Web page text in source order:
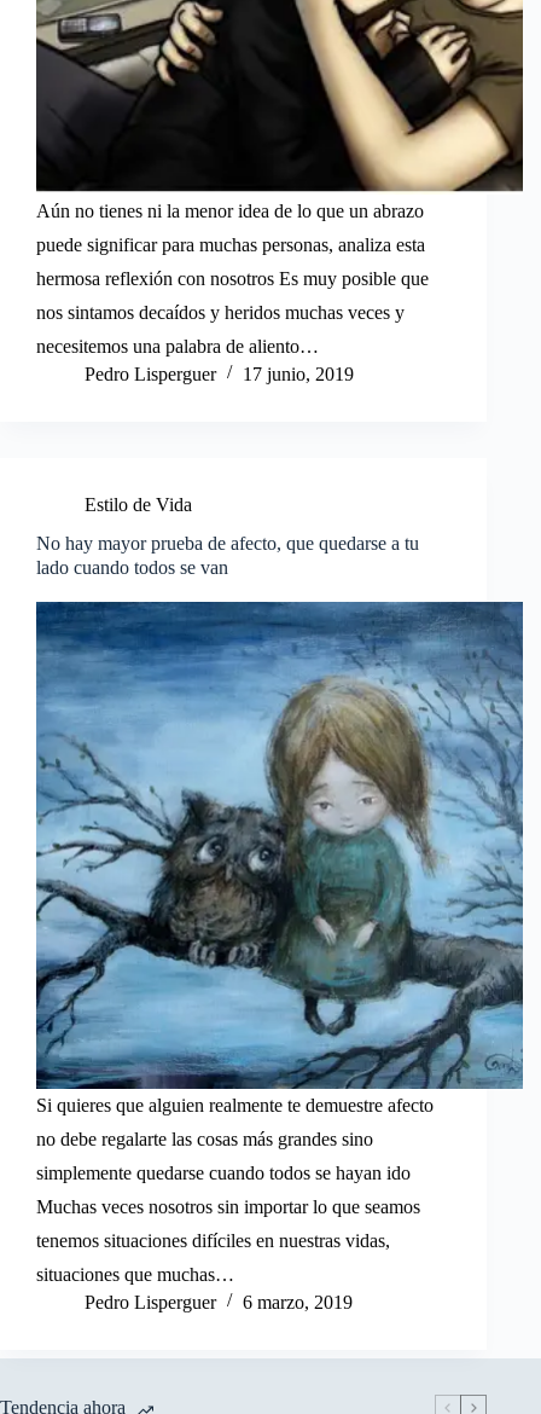
Aún no tienes ni la menor idea de lo que un abrazo
puede significar para muchas personas, analiza esta
hermosa reflexión con nosotros Es muy posible que
nos sintamos decaídos y heridos muchas veces y
necesitemos una palabra de aliento…
Pedro Lisperguer
17 junio, 2019
Estilo de Vida
No hay mayor prueba de afecto, que quedarse a tu
lado cuando todos se van
Si quieres que alguien realmente te demuestre afecto
no debe regalarte las cosas más grandes sino
simplemente quedarse cuando todos se hayan ido
Muchas veces nosotros sin importar lo que seamos
tenemos situaciones difíciles en nuestras vidas,
situaciones que muchas…
Pedro Lisperguer
6 marzo, 2019
Tendencia ahora